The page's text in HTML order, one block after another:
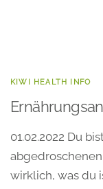
KIWI HEALTH INFO
01.02.2022 Du
wirklich, was du